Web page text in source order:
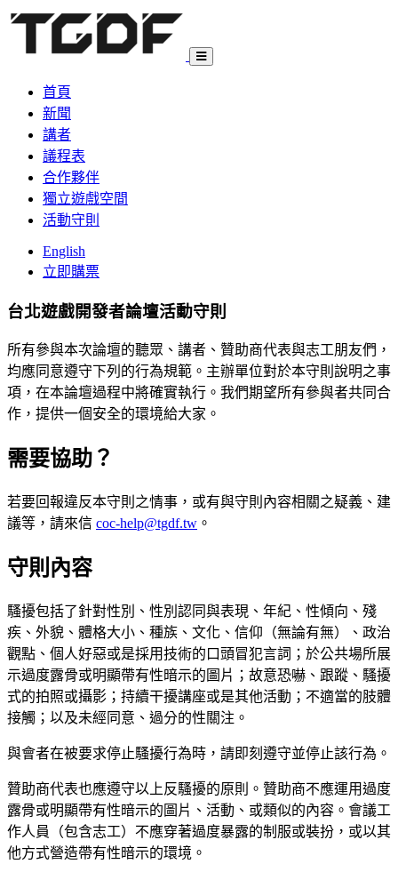
首頁
新聞
講者
議程表
合作夥伴
獨立遊戲空間
活動守則
English
立即購票
台北遊戲開發者論壇活動守則
所有參與本次論壇的聽眾、講者、贊助商代表與志工朋友們，
均應同意遵守下列的行為規範。主辦單位對於本守則說明之事
項，在本論壇過程中將確實執行。我們期望所有參與者共同合
作，提供一個安全的環境給大家。
需要協助？
若要回報違反本守則之情事，或有與守則內容相關之疑義、建
議等，請來信 coc-help@tgdf.tw 。
守則內容
騷擾包括了針對性別、性別認同與表現、年紀、性傾向、殘
疾、外貌、體格大小、種族、文化、信仰（無論有無）、政治
觀點、個人好惡或是採用技術的口頭冒犯言詞；於公共場所展
示過度露骨或明顯帶有性暗示的圖片；故意恐嚇、跟蹤、騷擾
式的拍照或攝影；持續干擾講座或是其他活動；不適當的肢體
接觸；以及未經同意、過分的性關注。
與會者在被要求停止騷擾行為時，請即刻遵守並停止該行為。
贊助商代表也應遵守以上反騷擾的原則。贊助商不應運用過度
露骨或明顯帶有性暗示的圖片、活動、或類似的內容。會議工
作人員（包含志工）不應穿著過度暴露的制服或裝扮，或以其
他方式營造帶有性暗示的環境。